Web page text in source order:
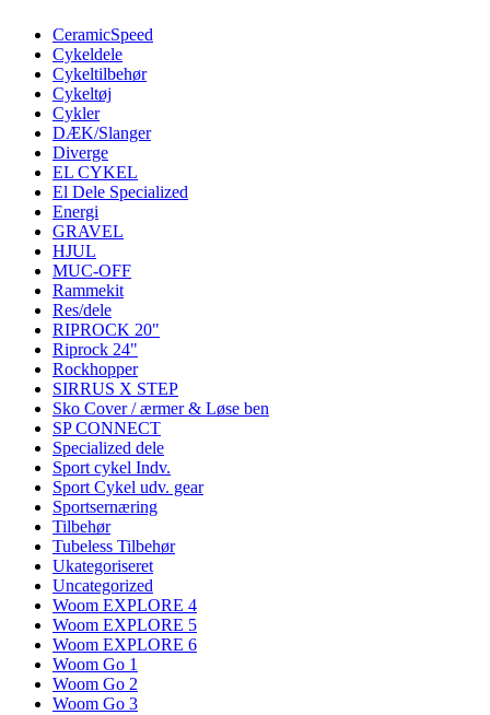
CeramicSpeed
Cykeldele
Cykeltilbehør
Cykeltøj
Cykler
DÆK/Slanger
Diverge
EL CYKEL
El Dele Specialized
Energi
GRAVEL
HJUL
MUC-OFF
Rammekit
Res/dele
RIPROCK 20"
Riprock 24"
Rockhopper
SIRRUS X STEP
Sko Cover / ærmer & Løse ben
SP CONNECT
Specialized dele
Sport cykel Indv.
Sport Cykel udv. gear
Sportsernæring
Tilbehør
Tubeless Tilbehør
Ukategoriseret
Uncategorized
Woom EXPLORE 4
Woom EXPLORE 5
Woom EXPLORE 6
Woom Go 1
Woom Go 2
Woom Go 3